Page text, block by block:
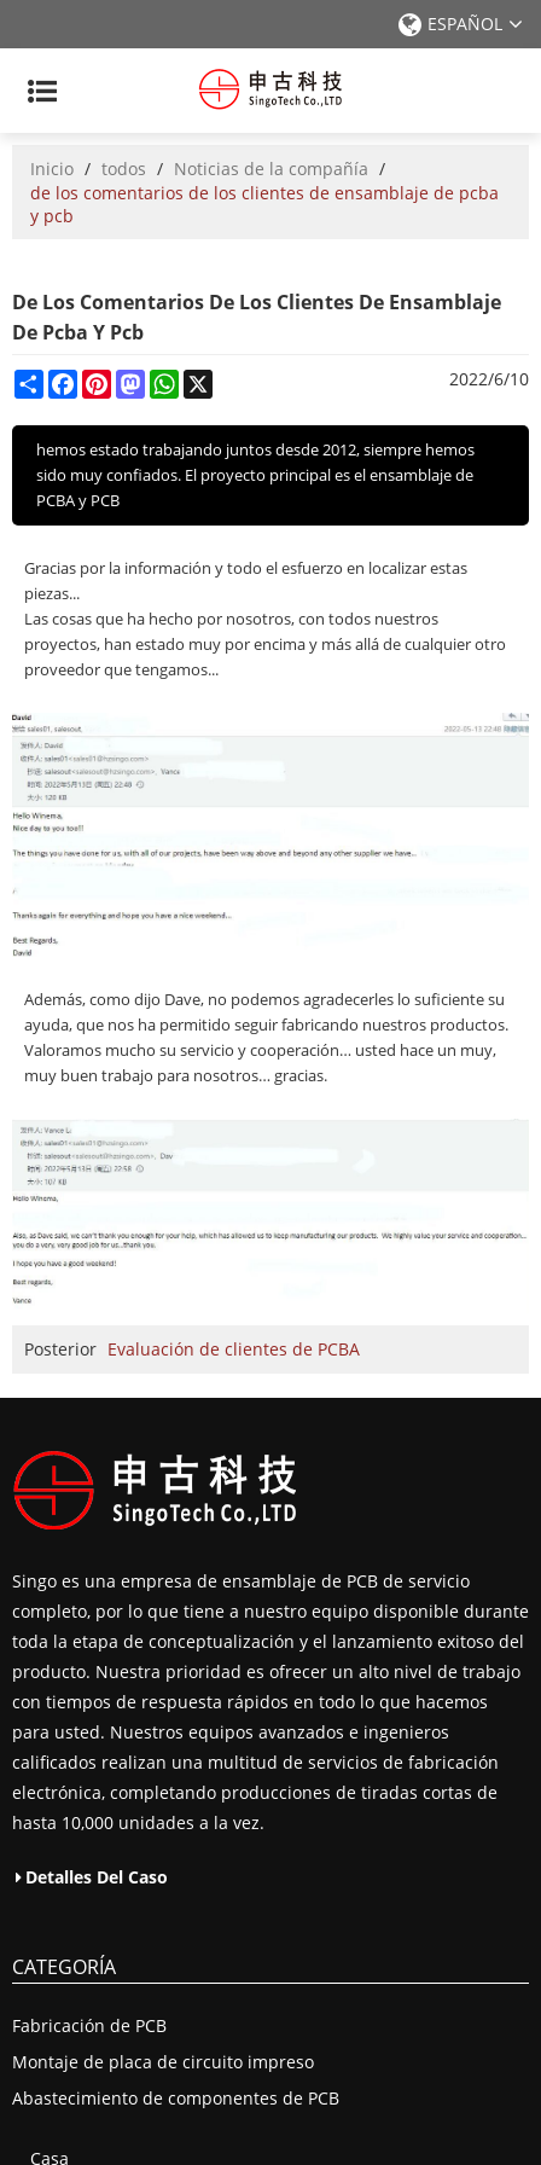
ESPAÑOL
Inicio / todos / Noticias de la compañía /
de los comentarios de los clientes de ensamblaje de pcba
y pcb
De Los Comentarios De Los Clientes De Ensamblaje
De Pcba Y Pcb
ShareFacebook
PinterestMastodonWhatsApp 2022/6/10
hemos estado trabajando juntos desde 2012, siempre hemos
sido muy confiados. El proyecto principal es el ensamblaje de
PCBA y PCB
Gracias por la información y todo el esfuerzo en localizar estas
piezas...
Las cosas que ha hecho por nosotros, con todos nuestros
proyectos, han estado muy por encima y más allá de cualquier otro
proveedor que tengamos...
Además, como dijo Dave, no podemos agradecerles lo suficiente su
ayuda, que nos ha permitido seguir fabricando nuestros productos.
Valoramos mucho su servicio y cooperación… usted hace un muy,
muy buen trabajo para nosotros… gracias.
Posterior Evaluación de clientes de PCBA
Singo es una empresa de ensamblaje de PCB de servicio
completo, por lo que tiene a nuestro equipo disponible durante
toda la etapa de conceptualización y el lanzamiento exitoso del
producto. Nuestra prioridad es ofrecer un alto nivel de trabajo
con tiempos de respuesta rápidos en todo lo que hacemos
para usted. Nuestros equipos avanzados e ingenieros
calificados realizan una multitud de servicios de fabricación
electrónica, completando producciones de tiradas cortas de
hasta 10,000 unidades a la vez.
Detalles Del Caso
CATEGORÍA
Fabricación de PCB
Montaje de placa de circuito impreso
Abastecimiento de componentes de PCB
Casa